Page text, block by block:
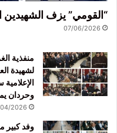
“القومي” يزف الشهيدين
07/06/2026
منفذية
لشهيدة
وحردان
2026
وفد كبير